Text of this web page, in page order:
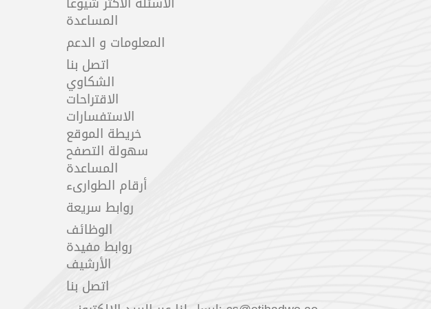
المساعدة
المعلومات و الدعم
اتصل بنا
الشكاوي
الاقتراحات
الاستفسارات
خريطة الموقع
سهولة التصفح
المساعدة
أرقام الطوارىء
روابط سريعة
الوظائف
روابط مفيدة
الأرشيف
اتصل بنا